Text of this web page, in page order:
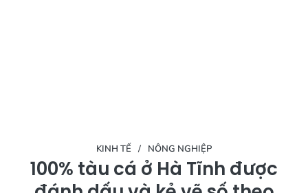
KINH TẾ NÔNG NGHIỆP
100% tàu cá ở Hà Tĩnh được